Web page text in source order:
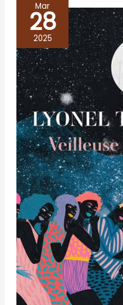
Mar
28
2025
VEILLEUSE
DU
CALVAIRE,
Lyonel
Trouillot